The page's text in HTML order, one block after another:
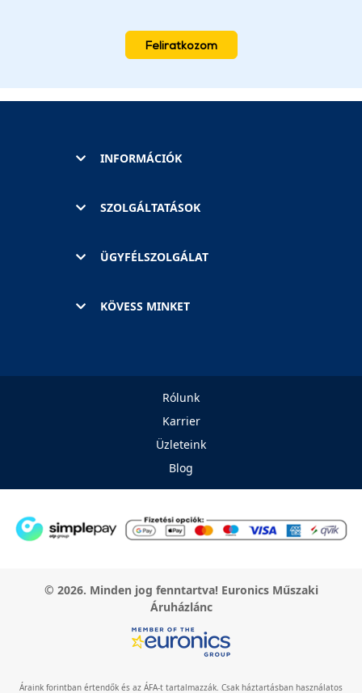
Feliratkozom
INFORMÁCIÓK
SZOLGÁLTATÁSOK
ÜGYFÉLSZOLGÁLAT
KÖVESS MINKET
Rólunk
Karrier
Üzleteink
Blog
© 2026. Minden jog fenntartva! Euronics Műszaki
Áruházlánc
Áraink forintban értendők és az ÁFA-t tartalmazzák. Csak háztartásban használatos